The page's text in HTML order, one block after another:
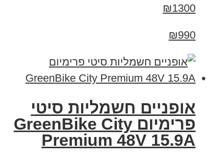
₪1300
₪990
אופניים חשמליות סיטי
פרימיום GreenBike City
Premium 48V 15.9A